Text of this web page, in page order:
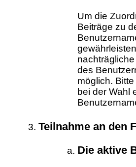
Um die
Beiträge zu
des
möglich.
bei der Wahl
Teilnahme an den
Die aktive